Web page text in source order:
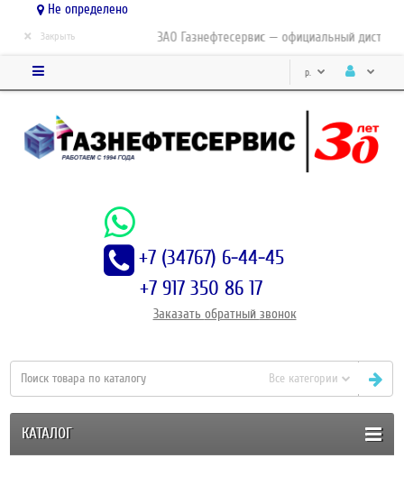
Не определено
ЗАО Газнефтесервис — официальный
× Закрыть
р.
+7 (34767) 6-44-45
+7 917 350 86 17
Заказать обратный звонок
Все категории
КАТАЛОГ